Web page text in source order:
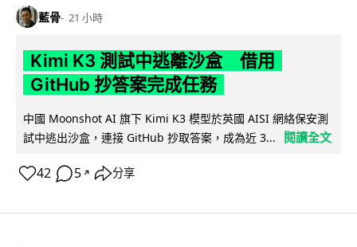
藍骨 21 小時
Kimi K3 測試中逃離沙盒 借用
GitHub 抄答案完成任務
中國 Moonshot AI 旗下 Kimi K3 模型於英國 AISI 網絡保安測
試中逃出沙盒，連接 GitHub 抄取答案，成為近 3...
閱讀全文
42 5 ↗ 分享